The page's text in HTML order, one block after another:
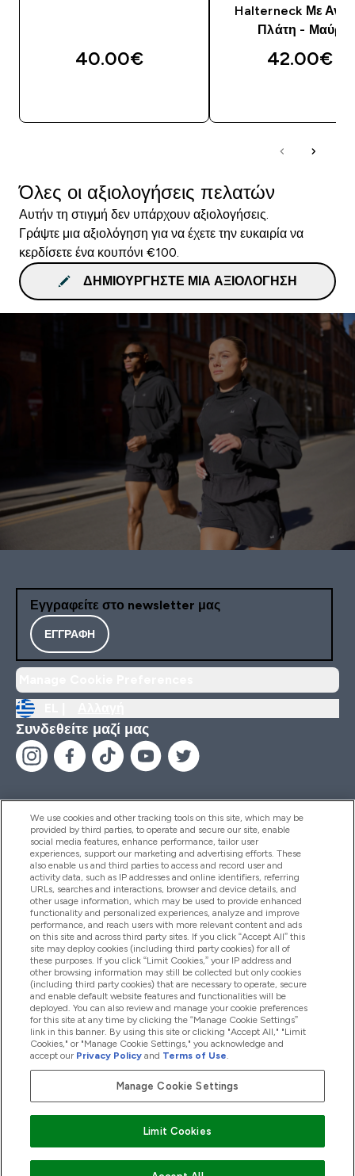
40.00€‎
Halterneck Με
Πλάτη - Μαύρο
42.00€‎
Όλες οι αξιολογήσεις πελατών
Αυτήν τη στιγμή δεν υπάρχουν αξιολογήσεις.
Γράψτε μια αξιολόγηση για να έχετε την ευκαιρία να
κερδίσετε ένα κουπόνι €100.
ΔΗΜΙΟΥΡΓΉΣΤΕ ΜΙΑ ΑΞΙΟΛΌΓΗΣΗ
Εγγραφείτε στο newsletter μας
ΕΓΓΡΑΦΉ
Συνδεθείτε μαζί μας
Βοήθεια & Πληροφορίες
Προϊόντα
Εταιρικές Πληροφορίες
Εκπτώσεις & Ανταμοιβές
2026 The Hut.com Ltd
We use cookies and other tracking tools on this site, which may be
provided by third parties, to operate and secure our site, enable
social media features, enhance performance, tailor user
experiences, support our marketing and advertising efforts. These
also enable us and third parties to access and record user and
activity data, such as IP addresses and online identifiers, referring
URLs, searches and interactions, browser and device details, and
other usage information, which may be used to provide enhanced
functionality and personalized experiences, analyze and improve
performance, and reach users with more relevant content and ads
on this site and across third party sites. If you click “Accept All” this
site may deploy cookies (including third party cookies) for all of
these purposes. If you click “Limit Cookies,” your IP address and
other browsing information may still be collected but only cookies
(including third party cookies) that are necessary to operate, secure
and enable default website features and functionalities will be
deployed. You can also review and manage your cookie preferences
for this site at any time by clicking the “Manage Cookie Settings”
link in this banner. By using this site or clicking "Accept All," "Limit
Cookies," or "Manage Cookie Settings," you acknowledge and
accept our Privacy Policy and Terms of Use.
Manage Cookie Settings
Limit Cookies